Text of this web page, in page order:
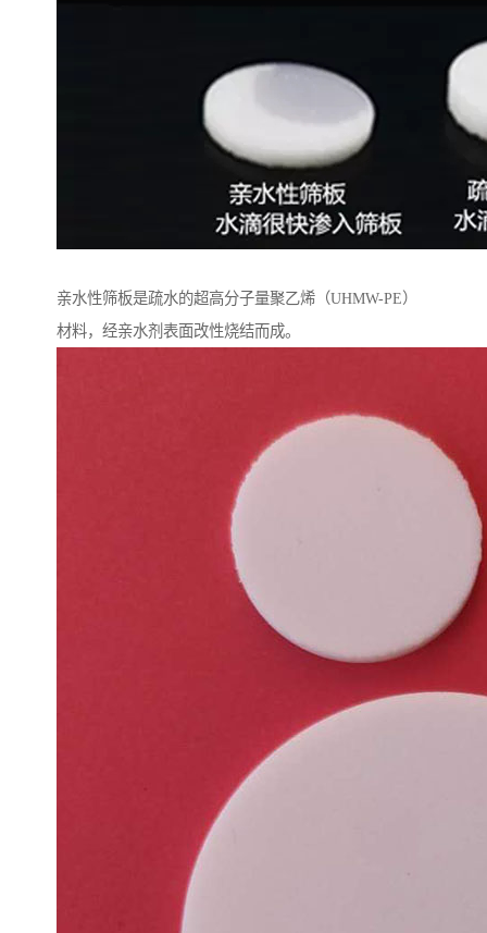
亲水性筛板是疏水的超高分子量聚乙烯（UHMW-PE）
材料，经亲水剂表面改性烧结而成。